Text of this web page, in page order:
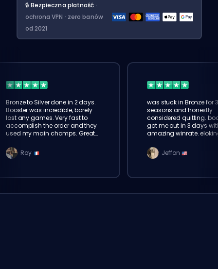
🔒 Bezpieczna płatność ·
ochrona VPN · zero banów
od 2021
Bronze to Silver done in 2 days.
Booster was incredible, barely
lost any games. Very fast to
accomplish the order and they
used my main champs. Great
Roy
was stuck in Bronze for 3
seasons and honestly
considered quitting.
got me out in 3 days
amazing winrate.
Jeffon